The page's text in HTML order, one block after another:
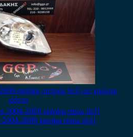
φανάρι εμπρός δεξί με χρώμιο
φόντο
2009 φανάρι πίσω δεξί